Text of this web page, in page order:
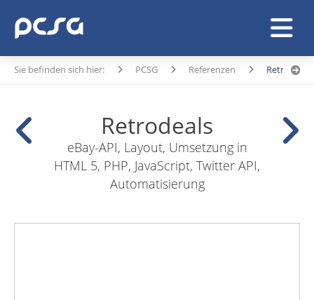
Sie befinden sich hier: PCSG Referenzen Retrodeals
Retrodeals
eBay-API, Layout, Umsetzung in
HTML 5, PHP, JavaScript, Twitter API,
Automatisierung